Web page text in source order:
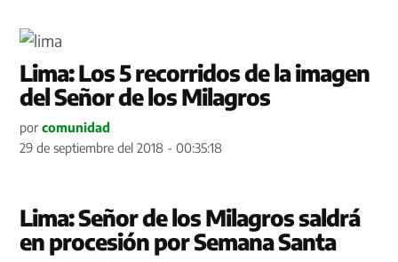
Lima: Los 5 recorridos de la imagen
del Señor de los Milagros
por comunidad
29 de septiembre del 2018 - 00:35:18
Lima: Señor de los Milagros saldrá
en procesión por Semana Santa